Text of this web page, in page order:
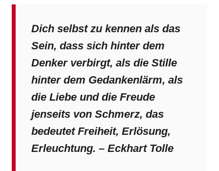
Dich selbst zu kennen als das
Sein, dass sich hinter dem
Denker verbirgt, als die Stille
hinter dem Gedankenlärm, als
die Liebe und die Freude
jenseits von Schmerz, das
bedeutet Freiheit, Erlösung,
Erleuchtung. – Eckhart Tolle